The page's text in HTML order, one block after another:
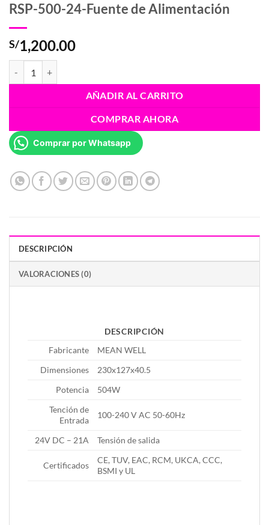
RSP-500-24-Fuente de Alimentación
S/1,200.00
AÑADIR AL CARRITO
COMPRAR AHORA
Comprar por Whatsapp
DESCRIPCIÓN
VALORACIONES (0)
DESCRIPCIÓN
Fabricante
MEAN WELL
Dimensiones
230x127x40.5
Potencia
504W
Tención de
Entrada
100-240 V AC 50-60Hz
24V DC – 21A Tensión de salida
Certificados
CE, TUV, EAC, RCM, UKCA, CCC,
BSMI y UL